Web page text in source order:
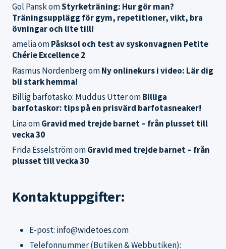
Gol PanskomStyrketräning: Hur gör man?
Träningsupplägg för gym, repetitioner, vikt, bra
övningar och lite till!
ameliaomPåsksol och test av syskonvagnen Petite
Chérie Excellence 2
Rasmus NordenbergomNy onlinekurs i video: Lär dig
bli stark hemma!
Billig barfotasko: Muddus UtteromBilliga
barfotaskor: tips på en prisvärd barfotasneaker!
LinaomGravid med trejde barnet – från plusset till
vecka 30
Frida EsselströmomGravid med trejde barnet – från
plusset till vecka 30
Kontaktuppgifter:
E-post: info@widetoes.com
Telefonnummer (Butiken & Webbutiken):